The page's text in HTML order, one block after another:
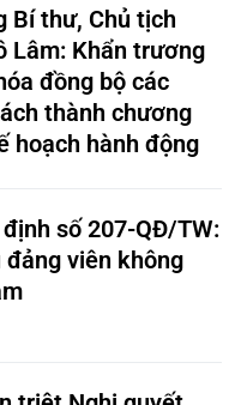
Bí thư, Chủ tịch
Lâm: Khẩn trương
đồng bộ các
thành chương
hoạch hành động
định số 207-QĐ/TW:
đảng viên không